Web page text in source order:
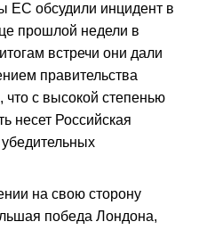
ЕС обсудили инцидент в
прошлой недели в
встречи они дали
правительства
с высокой степенью
несет Российская
на свою сторону
победа Лондона,